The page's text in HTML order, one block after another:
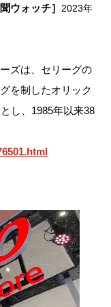
ウォッチ］ 2023年
ズは、セリーグの
を制したオリック
し、1985年以来38